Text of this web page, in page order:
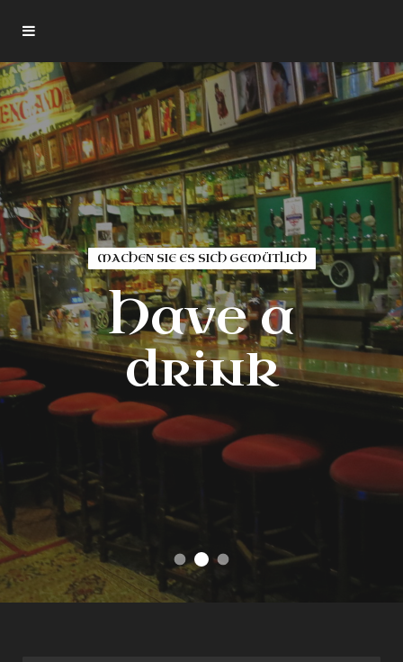
Shakespeare
Gutenberghof 3, 30159 Hannover
Geöffnet tägl. 17:00 - 2:00 Uhr · Fr./Sa. bis 3:00 Uhr
MACHEN SIE ES SICH GEMÜTLICH
Have a
drink
Over 120
Whisk(e)ys
das einzige englische Pub in Hannover
Machen Sie es sich gemütlich
find your favorite